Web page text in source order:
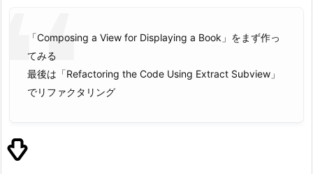
「Composing a View for Displaying a Book」をまず作っ
てみる
最後は「Refactoring the Code Using Extract Subview」
でリファクタリング